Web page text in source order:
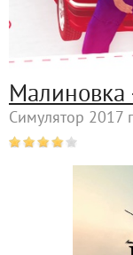
Малиновка
Симулятор 2017